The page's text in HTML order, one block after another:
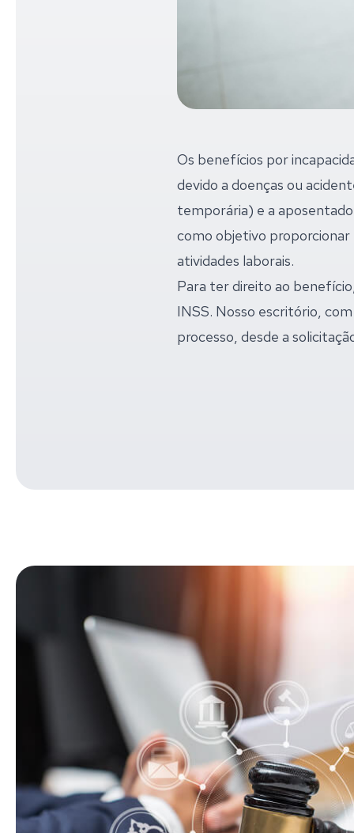
Os benefícios por
devido a doenças ou
temporária) e a
como objetivo proporcionar
atividades laborais.
Para ter direito ao
INSS. Nosso escritório,
processo, desde a